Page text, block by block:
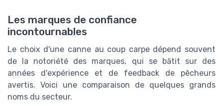
Les marques de confiance
incontournables
Le choix d'une canne au coup carpe dépend souvent
de la notoriété des marques, qui se bâtit sur des
années d'expérience et de feedback de pêcheurs
avertis. Voici une comparaison de quelques grands
noms du secteur.